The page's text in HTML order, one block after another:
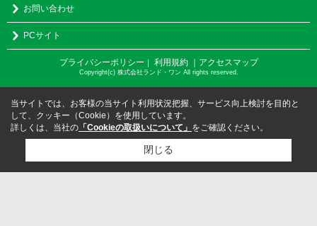
お問い合わせ
PCサイト
プライバシーポリシー ｜ 利用規約 ｜アクセスマップ
Copyright(c) 株式会社ランド・ワン All rights reserved.
当サイトでは、お客様の当サイト利用状況把握、サービス向上検討を目的と
して、クッキー（Cookie）を使用しています。
詳しくは、当社の 「Cookieの取扱いについて」 をご確認ください。
閉じる